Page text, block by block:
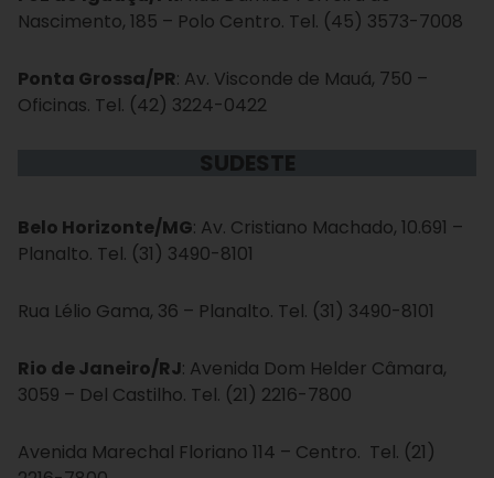
Nascimento, 185 – Polo Centro. Tel. (45) 3573-7008
Ponta Grossa/PR: Av. Visconde de Mauá, 750 –
Oficinas. Tel. (42) 3224-0422
SUDESTE
Belo Horizonte/MG: Av. Cristiano Machado, 10.691 –
Planalto. Tel. (31) 3490-8101
Rua Lélio Gama, 36 – Planalto. Tel. (31) 3490-8101
Rio de Janeiro/RJ: Avenida Dom Helder Câmara,
3059 – Del Castilho. Tel. (21) 2216-7800
Avenida Marechal Floriano 114 – Centro. Tel. (21)